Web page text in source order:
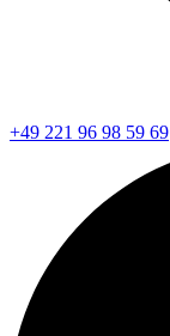
+49 221 96 98 59 69